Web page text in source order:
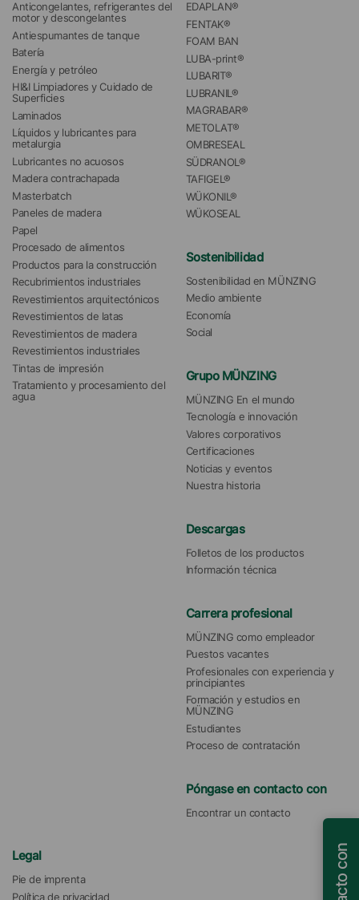
Anticongelantes, refrigerantes del
motor y descongelantes
Antiespumantes de tanque
Batería
Energía y petróleo
HI&I Limpiadores y Cuidado de
Superficies
Laminados
Líquidos y lubricantes para
metalurgia
Lubricantes no acuosos
Madera contrachapada
Masterbatch
Paneles de madera
Papel
Procesado de alimentos
Productos para la construcción
Recubrimientos industriales
Revestimientos arquitectónicos
Revestimientos de latas
Revestimientos de madera
Revestimientos industriales
Tintas de impresión
Tratamiento y procesamiento del
agua
EDAPLAN®
FENTAK®
FOAM BAN
LUBA-print®
LUBARIT®
LUBRANIL®
MAGRABAR®
METOLAT®
OMBRESEAL
SÜDRANOL®
TAFIGEL®
WÜKONIL®
WÜKOSEAL
Sostenibilidad
Sostenibilidad en MÜNZING
Medio ambiente
Economía
Social
Grupo MÜNZING
MÜNZING En el mundo
Tecnología e innovación
Valores corporativos
Certificaciones
Noticias y eventos
Nuestra historia
Descargas
Folletos de los productos
Información técnica
Carrera profesional
MÜNZING como empleador
Puestos vacantes
Profesionales con experiencia y
principiantes
Formación y estudios en
MÜNZING
Estudiantes
Proceso de contratación
Póngase en contacto con
Encontrar un contacto
Legal
Pie de imprenta
Política de privacidad